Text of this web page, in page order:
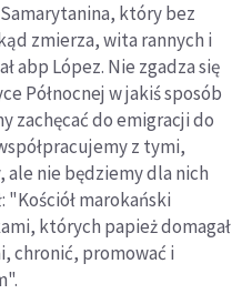
który bez
zmierza, wita rannych i
abp López. Nie zgadza się
Północnej w jakiś sposób
zachęcać do emigracji do
z tymi,
nie będziemy dla nich
"Kościół marokański
których papież domagał
chronić, promować i